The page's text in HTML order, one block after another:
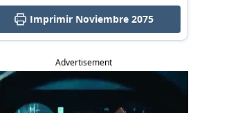
Imprimir Noviembre 2075
Advertisement